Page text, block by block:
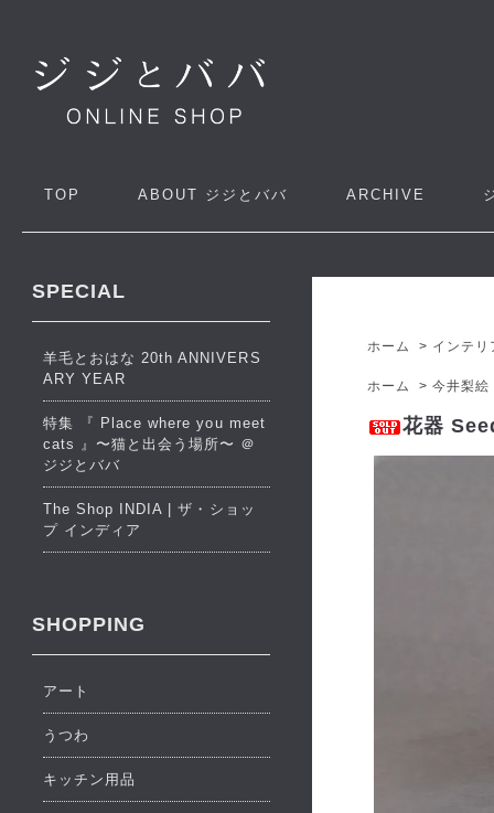
TOP ABOUT ジジとババ ARCHIVE
ホーム > インテリ
ホーム >今井梨絵
花器
SPECIAL
羊毛とおはな 20th ANNIVERS
ARY YEAR
特集 『 Place where you meet
cats 』〜猫と出会う場所〜 ＠
ジジとババ
The Shop INDIA | ザ・ショッ
プ インディア
SHOPPING
アート
うつわ
キッチン用品